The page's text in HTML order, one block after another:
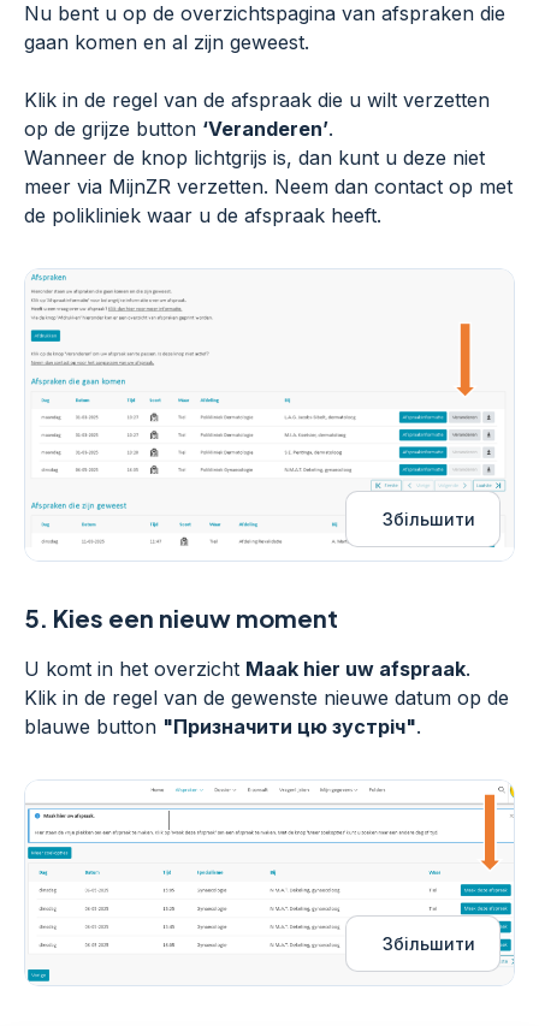
Nu bent u op de overzichtspagina van afspraken die
gaan komen en al zijn geweest.
Klik in de regel van de afspraak die u wilt verzetten
op de grijze button ‘Veranderen’.
Wanneer de knop lichtgrijs is, dan kunt u deze niet
meer via MijnZR verzetten. Neem dan contact op met
de polikliniek waar u de afspraak heeft.
Збільшити
5. Kies een nieuw moment
U komt in het overzicht Maak hier uw afspraak.
Klik in de regel van de gewenste nieuwe datum op de
blauwe button "Призначити цю зустріч".
Збільшити